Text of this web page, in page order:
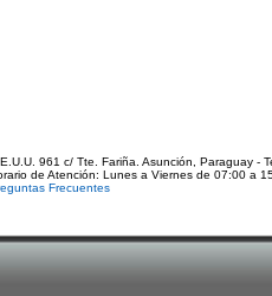
961 c/ Tte. Fariña. Asunción, Paraguay -
de Atención: Lunes a Viernes de 07:00 a
Frecuentes